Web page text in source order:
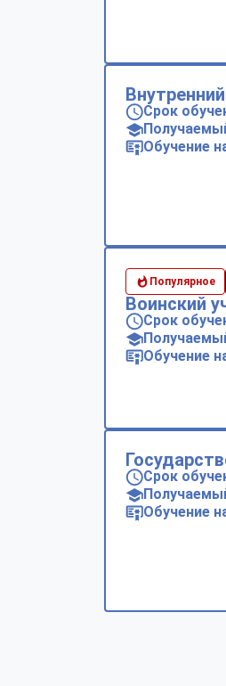
Срок
Обучение
Популярное
Воинский
Срок
Обучение
Срок
Обучение